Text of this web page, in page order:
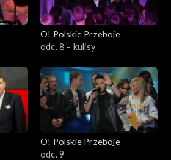
O! Polskie Przeboje
odc. 8 – kulisy
O! Polskie Przeboje
odc. 9